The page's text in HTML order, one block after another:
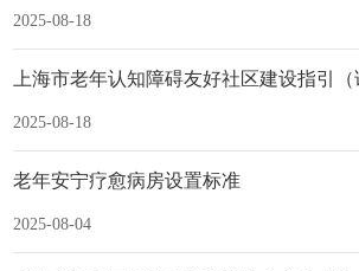
2025-08-18
上海市老年认知障碍友好社区建设指引（
2025-08-18
老年安宁疗愈病房设置标准
2025-08-04